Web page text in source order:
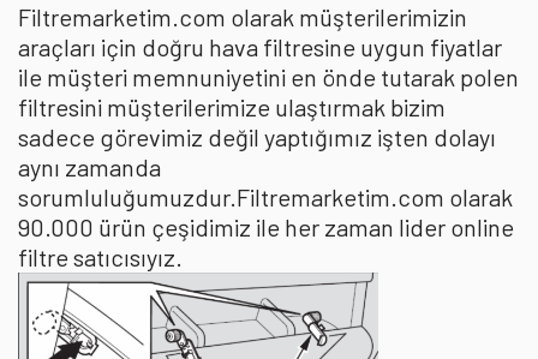
Filtremarketim.com olarak müşterilerimizin
araçları için doğru hava filtresine uygun fiyatlar
ile müşteri memnuniyetini en önde tutarak polen
filtresini müşterilerimize ulaştırmak bizim
sadece görevimiz değil yaptığımız işten dolayı
aynı zamanda
sorumluluğumuzdur.Filtremarketim.com olarak
90.000 ürün çeşidimiz ile her zaman lider online
filtre satıcısıyız.